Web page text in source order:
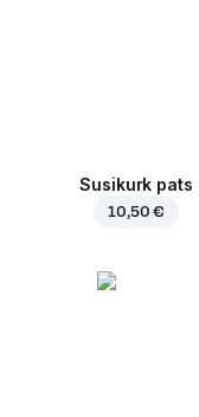
Susikurk pats
10,50 €